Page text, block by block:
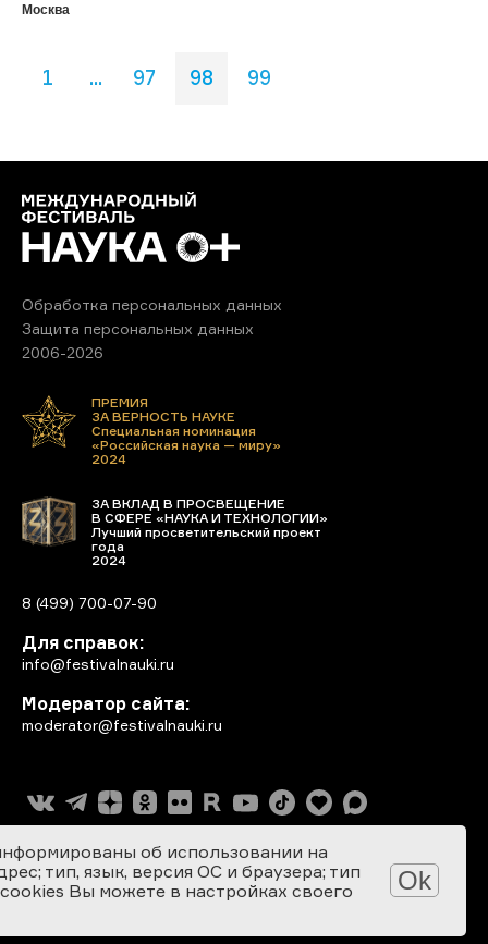
Москва
1 ... 97 98 99
Обработка персональных данных
Защита персональных данных
2006-2026
ПРЕМИЯ
ЗА ВЕРНОСТЬ НАУКЕ
Специальная номинация
«Российская наука — миру»
2024
ЗА ВКЛАД В ПРОСВЕЩЕНИЕ
В СФЕРЕ «НАУКА И ТЕХНОЛОГИИ»
Лучший просветительский проект
года
2024
8 (499) 700-07-90
Для справок:
info@festivalnauki.ru
Модератор сайта:
moderator@festivalnauki.ru
об использовании на
тип, язык, версия ОС и браузера; тип
Вы можете в настройках своего
Ok